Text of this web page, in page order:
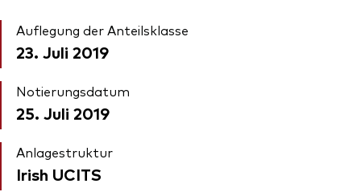
Auflegung der Anteilsklasse
23. Juli 2019
Notierungsdatum
25. Juli 2019
Anlagestruktur
Irish UCITS